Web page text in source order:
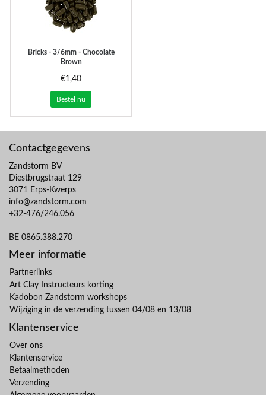
Bricks - 3/6mm - Chocolate
Brown
€1,40
Bestel nu
Contactgegevens
Zandstorm BV
Diestbrugstraat 129
3071 Erps-Kwerps
info@zandstorm.com
+32-476/246.056
BE 0865.388.270
Meer informatie
Partnerlinks
Art Clay Instructeurs korting
Kadobon Zandstorm workshops
Wijziging in de verzending tussen 04/08 en 13/08
Klantenservice
Over ons
Klantenservice
Betaalmethoden
Verzending